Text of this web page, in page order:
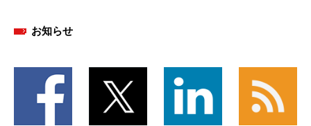
お知らせ